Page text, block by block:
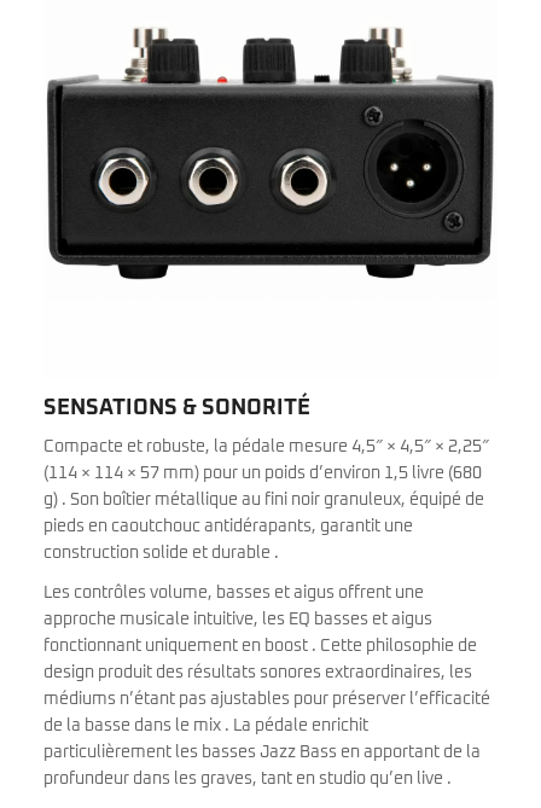
SENSATIONS & SONORITÉ
Compacte et robuste, la pédale mesure 4,5″ × 4,5″ × 2,25″
(114 × 114 × 57 mm) pour un poids d’environ 1,5 livre (680
g) . Son boîtier métallique au fini noir granuleux, équipé de
pieds en caoutchouc antidérapants, garantit une
construction solide et durable .
Les contrôles volume, basses et aigus offrent une
approche musicale intuitive, les EQ basses et aigus
fonctionnant uniquement en boost . Cette philosophie de
design produit des résultats sonores extraordinaires, les
médiums n’étant pas ajustables pour préserver l’efficacité
de la basse dans le mix . La pédale enrichit
particulièrement les basses Jazz Bass en apportant de la
profundeur dans les graves, tant en studio qu’en live .